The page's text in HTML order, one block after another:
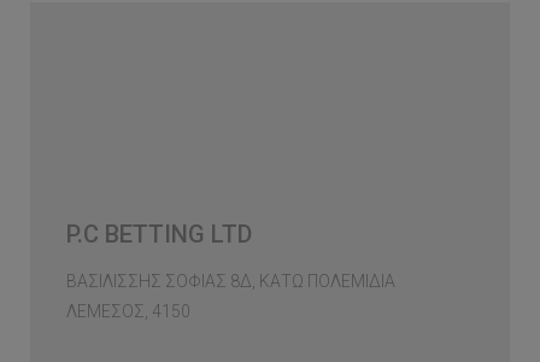
P.C BETTING LTD
ΒΑΣΙΛΙΣΣΗΣ ΣΟΦΙΑΣ 8Δ, ΚΑΤΩ ΠΟΛΕΜΙΔΙΑ
ΛΕΜΕΣΟΣ, 4150